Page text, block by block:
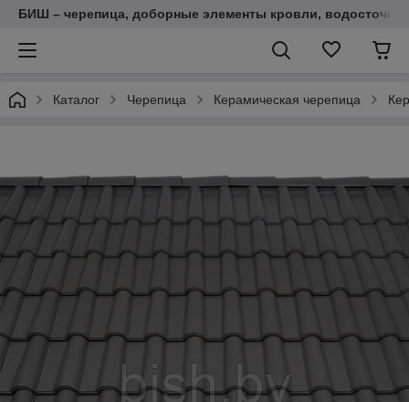
БИШ – черепица, доборные элементы кровли,
Каталог Черепица Керамическая черепица